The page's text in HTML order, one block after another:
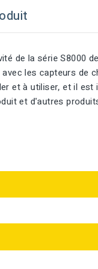
de la série S8000
les capteurs de
et à utiliser, et il est
et d'autres